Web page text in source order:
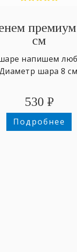
премиум
см
напишем
шара 8
530 ₽
Подробнее